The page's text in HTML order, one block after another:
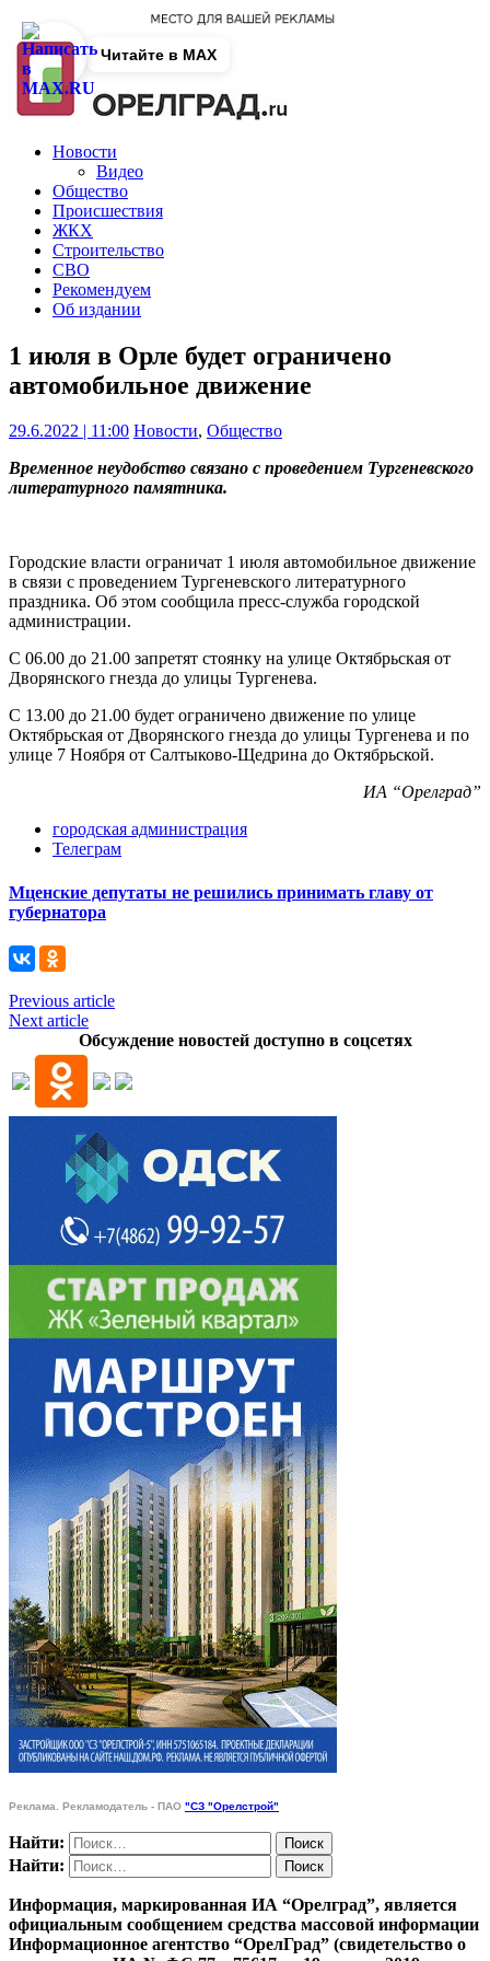
Новости
Видео
Общество
Происшествия
ЖКХ
Строительство
СВО
Рекомендуем
Об издании
1 июля в Орле будет ограничено
автомобильное движение
29.6.2022 | 11:00 Новости, Общество
Временное неудобство связано с проведением Тургеневского
литературного памятника.
Городские власти ограничат 1 июля автомобильное движение
в связи с проведением Тургеневского литературного
праздника. Об этом сообщила пресс-служба городской
администрации.
С 06.00 до 21.00 запретят стоянку на улице Октябрьская от
Дворянского гнезда до улицы Тургенева.
С 13.00 до 21.00 будет ограничено движение по улице
Октябрьская от Дворянского гнезда до улицы Тургенева и по
улице 7 Ноября от Салтыково-Щедрина до Октябрьской.
ИА “Орелград”
городская администрация
Телеграм
Мценские депутаты не решились принимать главу от
губернатора
Previous article
Next article
Обсуждение новостей доступно в соцсетях
Реклама. Рекламодатель - ПАО "СЗ "Орелстрой"
Найти:
Найти:
Информация, маркированная ИА “Орелград”, является
официальным сообщением средства массовой информации
Информационное агентство “ОрелГрад” (свидетельство о
Читайте в MAX